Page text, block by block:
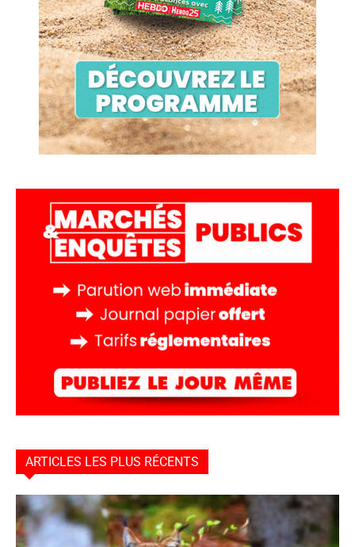
ARTICLES LES PLUS RÉCENTS